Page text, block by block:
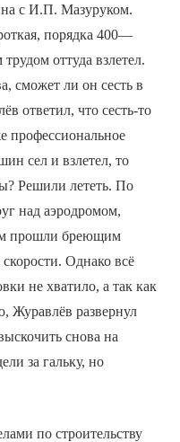
с И.П. Мазуруком.
порядка 400—
оттуда взлетел.
сможет ли он сесть в
ответил, что сесть-то
профессиональное
сел и взлетел, то
Решили лететь. По
над аэродромом,
прошли бреющим
Однако всё
не хватило, а так как
Журавлёв развернул
снова на
за гальку, но
по строительству